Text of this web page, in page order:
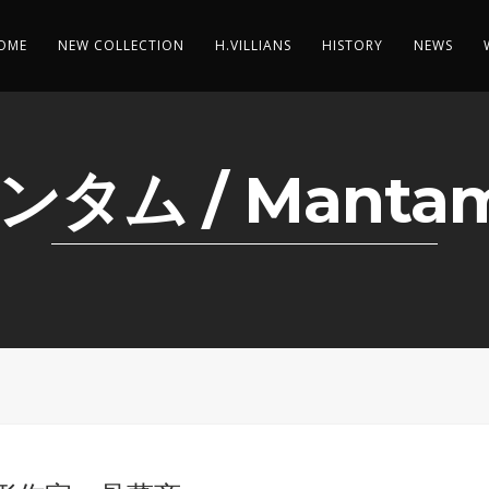
NEW COLLECTION H.VILLIANS HISTORY NEWS
タム /